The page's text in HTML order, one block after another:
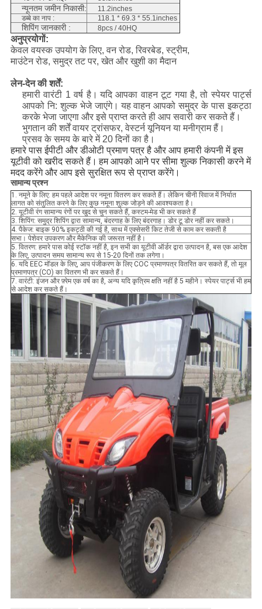
न्यूनतम जमीन निकासी:
11.2inches
डब्बे का नाप :
118.1 * 69.3 * 55.1inches
शिपिंग जानकारी : 8pcs / 40HQ
अनुप्रयोगों:
केवल वयस्क उपयोग के लिए, वन रोड, रिवरबेड, स्ट्रीम,
माउंटेन रोड, समुद्र तट पर, खेत और खुशी का मैदान
लेन-देन की शर्तें:
हमारी वारंटी 1 वर्ष है। यदि आपका वाहन टूट गया है, तो स्पेयर पार्ट्स
आपको नि: शुल्क भेजे जाएंगे। यह वाहन आपको समुद्र के पास इकट्ठा
करके भेजा जाएगा और इसे प्राप्त करते ही आप सवारी कर सकते हैं।
भुगतान की शर्तें वायर ट्रांसफर, वेस्टर्न यूनियन या मनीग्राम हैं।
प्रसव के समय के बारे में 20 दिनों का है।
हमारे पास ईपीटी और डीओटी प्रमाण पत्र है और आप हमारी कंपनी में इस
यूटीवी को खरीद सकते हैं। हम आपको आने पर सीमा शुल्क निकासी करने में
मदद करेंगे और आप इसे सुरक्षित रूप से प्राप्त करेंगे।
सामान्य प्रश्न
1. नमूने के लिए: हम पहले आदेश पर नमूना वितरण कर सकते हैं। लेकिन चीनी रिवाज में निर्यात
लागत को संतुलित करने के लिए कुछ नमूना शुल्क जोड़ने की आवश्यकता है।
2. यूटीवी रंग सामान्य रंगों पर खुद से चुन सकते हैं, कस्टम-मेड भी कर सकते हैं
3. शिपिंग: समुद्र शिपिंग द्वारा सामान्य, बंदरगाह के लिए बंदरगाह। डोर टू डोर नहीं कर सकते।
4. पैकेज: बाइक 90% इकट्ठी की गई है, साथ में एक्सेसरी किट तेजी से काम कर सकती है
सभा। पेशेवर उपकरण और मैकेनिक की जरूरत नहीं है।
5. वितरण: हमारे पास कोई स्टॉक नहीं है, इन सभी का यूटीवी ऑर्डर द्वारा उत्पादन है, बस एक आदेश
के लिए, उत्पादन समय सामान्य रूप से 15-20 दिनों तक लगेगा।
6. यदि EEC मॉडल के लिए, आप पंजीकरण के लिए COC प्रमाणपत्र वितरित कर सकते हैं, तो मूल
प्रमाणपत्र (CO) का वितरण भी कर सकते हैं।
7. वारंटी: इंजन और फ़्रेम एक वर्ष का है, अन्य यदि कृत्रिम क्षति नहीं है 5 महीने। स्पेयर पार्ट्स भी हम
से आदेश कर सकते हैं।